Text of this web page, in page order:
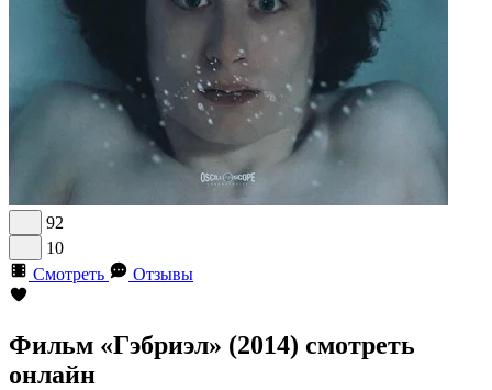
92
10
Смотреть
Отзывы
Фильм «Гэбриэл» (2014) смотреть
онлайн